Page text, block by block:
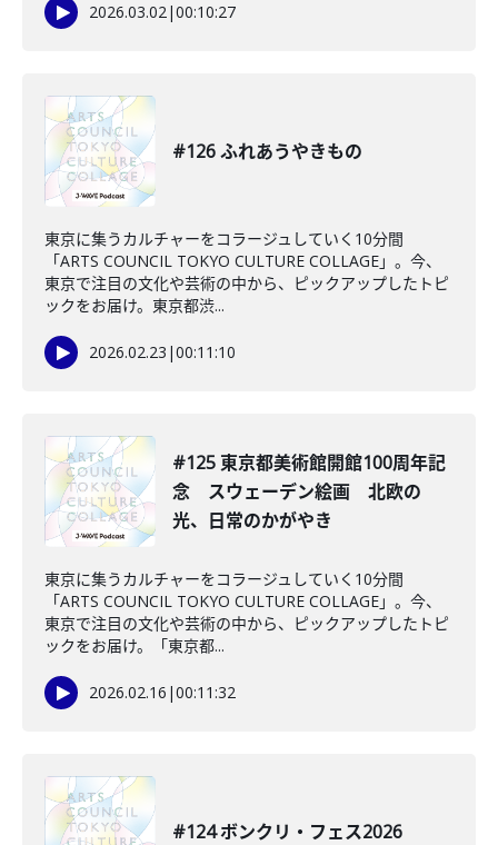
2026.03.02|00:10:27
#126 ふれあうやきもの
東京に集うカルチャーをコラージュしていく10分間
「ARTS COUNCIL TOKYO CULTURE COLLAGE」。今、
東京で注目の文化や芸術の中から、ピックアップしたトピ
ックをお届け。東京都渋...
2026.02.23 |00:11:10
#125 東京都美術館開館100周年記
念 スウェーデン絵画 北欧の
光、日常のかがやき
東京に集うカルチャーをコラージュしていく10分間
「ARTS COUNCIL TOKYO CULTURE COLLAGE」。今、
東京で注目の文化や芸術の中から、ピックアップしたトピ
ックをお届け。「東京都...
2026.02.16 |00:11:32
#124 ボンクリ・フェス2026